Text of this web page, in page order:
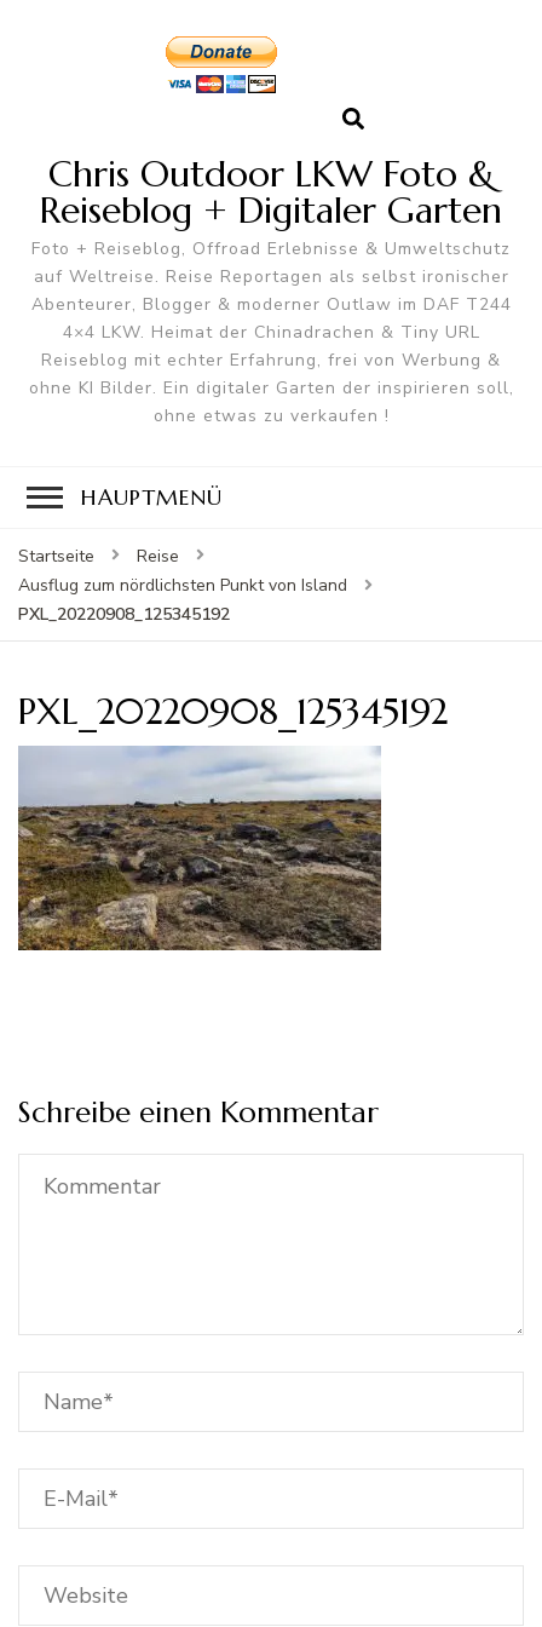
Chris Outdoor LKW Foto &
Reiseblog + Digitaler Garten
Foto + Reiseblog, Offroad Erlebnisse & Umweltschutz
auf Weltreise. Reise Reportagen als selbst ironischer
Abenteurer, Blogger & moderner Outlaw im DAF T244
4×4 LKW. Heimat der Chinadrachen & Tiny URL
Reiseblog mit echter Erfahrung, frei von Werbung &
ohne KI Bilder. Ein digitaler Garten der inspirieren soll,
ohne etwas zu verkaufen !
HAUPTMENÜ
Startseite
Reise
Ausflug zum nördlichsten Punkt von Island
PXL_20220908_125345192
PXL_20220908_125345192
Schreibe einen Kommentar